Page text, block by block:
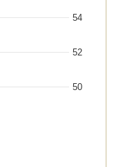
50
52
54